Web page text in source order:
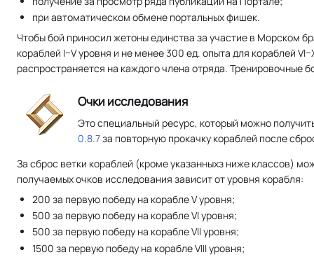
при автоматическом обмене портальных фишек.
Чтобы бой приносил жетоны единства за участие в Морском
кораблей I–V уровня и не менее 300 ед. опыта для кораблей
распространяется на каждого члена отряда. Тренировочные
Очки исследования
Это специальный ресурс, который можно
0.8.7за повторную прокачку кораблей после
За сброс ветки кораблей (кроме указанныхз ниже классов)
получаемых очков исследования зависит от уровня корабля:
200 за первую победу на корабле V уровня;
500 за первую победу на корабле VI уровня;
500 за первую победу на корабле VII уровня;
1500 за первую победу на корабле VIII уровня;